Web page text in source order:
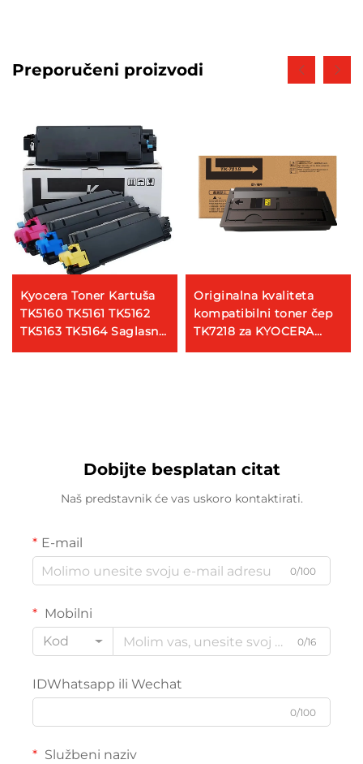
Preporučeni proizvodi
Kyocera Toner Kartuša
TK5160 TK5161 TK5162
TK5163 TK5164 Saglasna
Toner Kartuša za
Originalna kvaliteta
kompatibilni toner čep
TK7218 za KYOCERA
Taskalfa 3511i Copier
Dobijte besplatan citat
Naš predstavnik će vas uskoro kontaktirati.
E-mail
0/100
Mobilni
Kod
0/16
IDWhatsapp ili Wechat
0/100
Službeni naziv